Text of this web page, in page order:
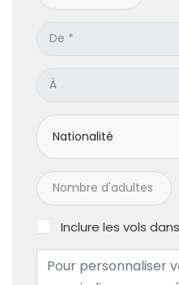
Inclure les vols